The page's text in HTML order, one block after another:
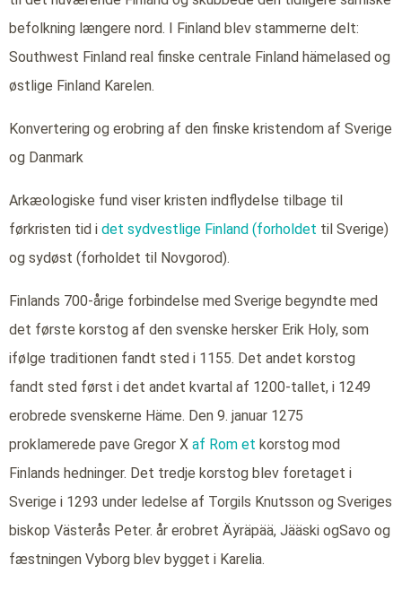
befolkning længere nord. I Finland blev stammerne delt:
Southwest Finland real finske centrale Finland hämelased og
østlige Finland Karelen.
Konvertering og erobring af den finske kristendom af Sverige
og Danmark
Arkæologiske fund viser kristen indflydelse tilbage til
førkristen tid i det sydvestlige Finland (forholdet til Sverige)
og sydøst (forholdet til Novgorod).
Finlands 700-årige forbindelse med Sverige begyndte med
det første korstog af den svenske hersker Erik Holy, som
ifølge traditionen fandt sted i 1155. Det andet korstog
fandt sted først i det andet kvartal af 1200-tallet, i 1249
erobrede svenskerne Häme. Den 9. januar 1275
proklamerede pave Gregor X af Rom et korstog mod
Finlands hedninger. Det tredje korstog blev foretaget i
Sverige i 1293 under ledelse af Torgils Knutsson og Sveriges
biskop Västerås Peter. år erobret Äyräpää, Jääski ogSavo og
fæstningen Vyborg blev bygget i Karelia.